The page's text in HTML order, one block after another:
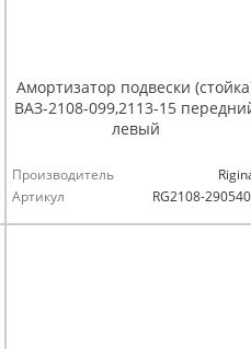
Амортизатор подвески
ВАЗ-2108-099,2113-15
левый
Производитель
Артикул
RG2108-